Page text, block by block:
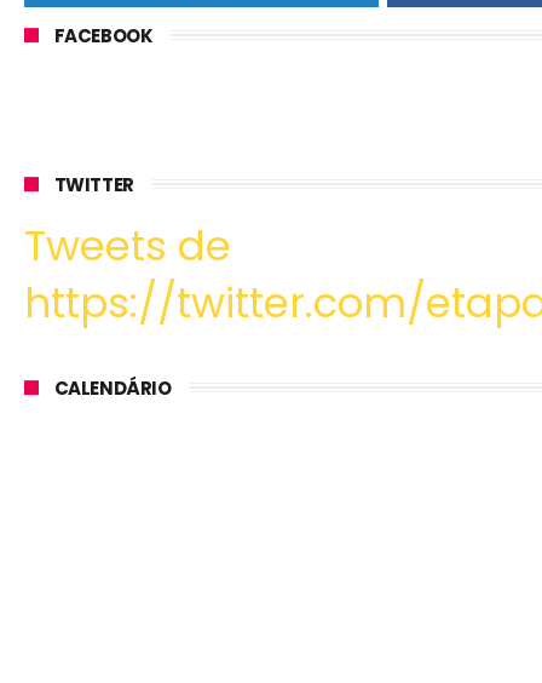
FACEBOOK
TWITTER
Tweets de
https://twitter.com/
CALENDÁRIO